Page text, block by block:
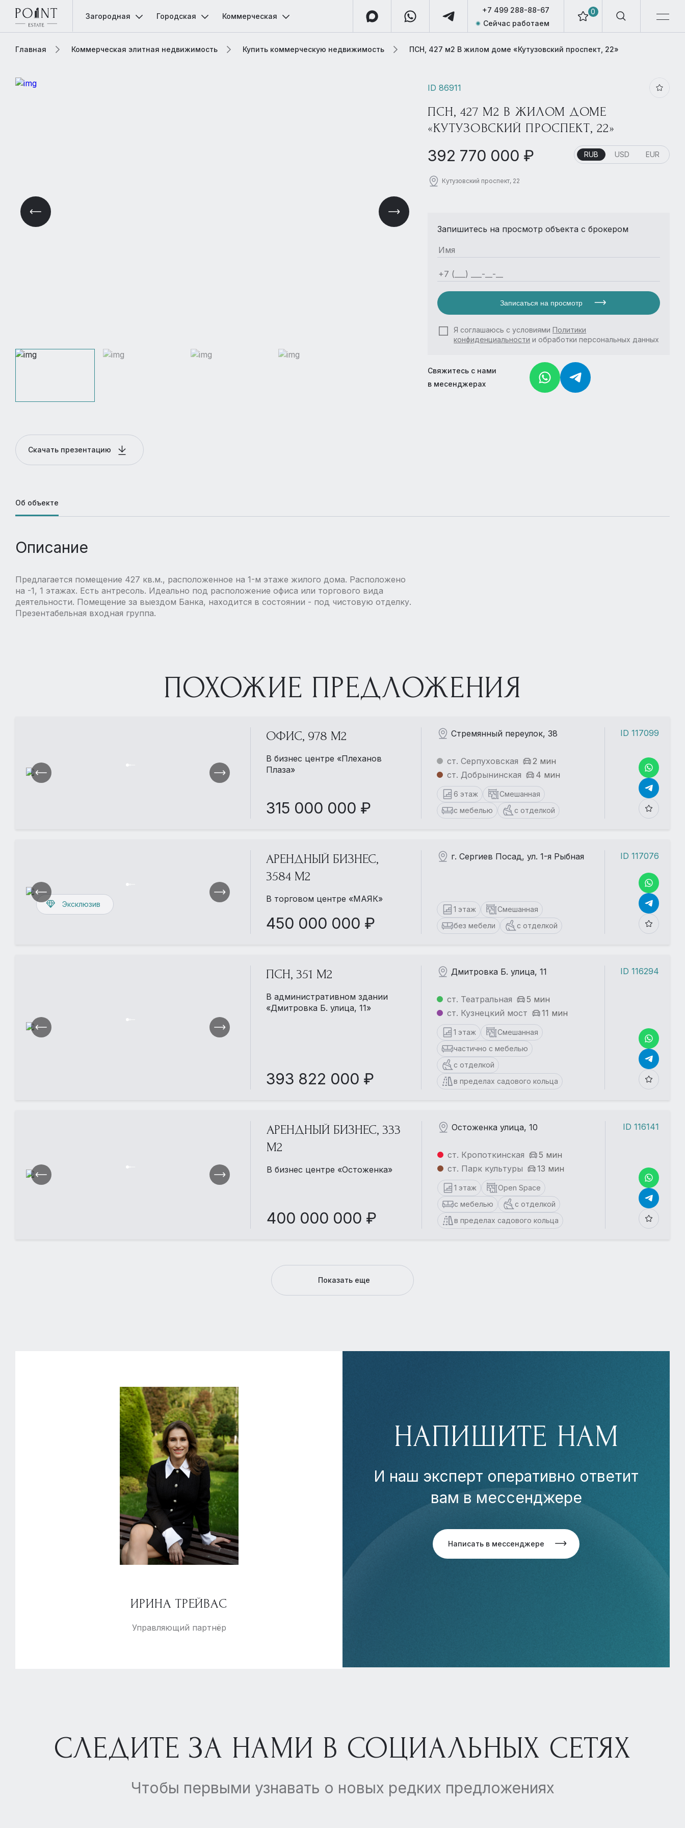
0
+7 499 288-88-67
Сейчас работаем
Загородная Городская Коммерческая
Главная Коммерческая элитная недвижимость Купить коммерческую недвижимость ПСН, 427 м2 В жилом доме «Кутузовский проспект, 22»
Скачать презентацию
ID 86911
ПСН, 427 М2 В ЖИЛОМ ДОМЕ
«КУТУЗОВСКИЙ ПРОСПЕКТ, 22»
392 770 000 ₽ RUB USD EUR
Кутузовский проспект, 22
Запишитесь на просмотр объекта с брокером
Записаться на просмотр
Я соглашаюсь с условиямиПолитики
конфиденциальности и обработки персональных данных
Свяжитесь с нами
в месенджерах
Об объекте
Описание
Предлагается помещение 427 кв.м., расположенное на 1-м этаже жилого дома. Расположено
на -1, 1 этажах. Есть антресоль. Идеально под расположение офиса или торгового вида
деятельности. Помещение за выездом Банка, находится в состоянии - под чистовую отделку.
Презентабельная входная группа.
ПОХОЖИЕ ПРЕДЛОЖЕНИЯ
ОФИС, 978 М2
В бизнес центре «Плеханов
Плаза»
315 000 000 ₽
Стремянный переулок, 38
ст. Серпуховская
2 мин
ст. Добрынинская
4 мин
6 этаж
Смешанная
с мебелью
с отделкой
ID 117099
Эксклюзив
АРЕНДНЫЙ БИЗНЕС,
3584 М2
В торговом центре «МАЯК»
450 000 000 ₽
г. Сергиев Посад, ул. 1-я Рыбная
1 этаж
Смешанная
без мебели
с отделкой
ID 117076
ПСН, 351 М2
В административном здании
«Дмитровка Б. улица, 11»
393 822 000 ₽
Дмитровка Б. улица, 11
ст. Театральная
5 мин
ст. Кузнецкий мост
11 мин
1 этаж
Смешанная
частично с мебелью
с отделкой
в пределах садового кольца
ID 116294
АРЕНДНЫЙ БИЗНЕС, 333
М2
В бизнес центре «Остоженка»
400 000 000 ₽
Остоженка улица, 10
ст. Кропоткинская
5 мин
ст. Парк культуры
13 мин
1 этаж
Open Space
с мебелью
с отделкой
в пределах садового кольца
ID 116141
Показать еще
ИРИНА ТРЕЙВАС
Управляющий партнёр
НАПИШИТЕ НАМ
И наш эксперт оперативно ответит
вам в мессенджере
Написать в мессенджере
СЛЕДИТЕ ЗА НАМИ В СОЦИАЛЬНЫХ СЕТЯХ
Чтобы первыми узнавать о новых редких предложениях